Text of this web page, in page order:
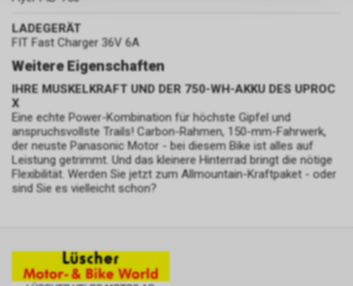
LADEGERÄT
FIT Fast Charger 36V 6A
Weitere Eigenschaften
IHRE MUSKELKRAFT UND DER 750-WH-AKKU DES UPROC
X
Eine echte Power-Kombination für höchste Gipfel und
anspruchsvollste Trails! Carbon-Rahmen, 150-mm-Fahrwerk,
der neuste Panasonic Motor - bei diesem Bike ist alles auf
Leistung getrimmt. Und das kleinere Hinterrad bringt die nötige
Flexibilität. Werden Sie jetzt zum Allmountain-Kraftpaket - oder
sind Sie es vielleicht schon?